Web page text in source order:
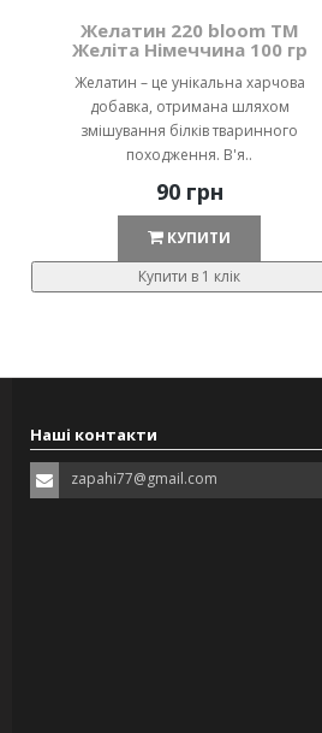
Желатин 220 bloom ТМ
Желіта Німеччина 100 гр
Желатин – це унікальна харчова
добавка, отримана шляхом
змішування білків тваринного
походження. В'я..
90 грн
КУПИТИ
Купити в 1 клік
Наші контакти
zapahi77@gmail.com